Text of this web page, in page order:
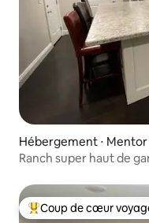
Hébergement ⋅ Mentor
Ranch super haut de
Coups de cœur
Coup de cœur